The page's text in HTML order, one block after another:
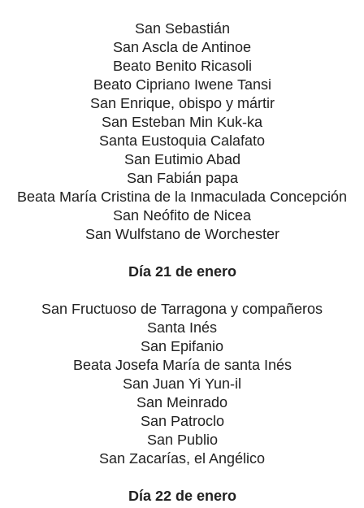
San Sebastián
San Ascla de Antinoe
Beato Benito Ricasoli
Beato Cipriano Iwene Tansi
San Enrique, obispo y mártir
San Esteban Min Kuk-ka
Santa Eustoquia Calafato
San Eutimio Abad
San Fabián papa
Beata María Cristina de la Inmaculada Concepción
San Neófito de Nicea
San Wulfstano de Worchester
Día 21 de enero
San Fructuoso de Tarragona y compañeros
Santa Inés
San Epifanio
Beata Josefa María de santa Inés
San Juan Yi Yun-il
San Meinrado
San Patroclo
San Publio
San Zacarías, el Angélico
Día 22 de enero